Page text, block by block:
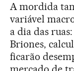
A mordida
variável
a dia das
Briones,
ficarão